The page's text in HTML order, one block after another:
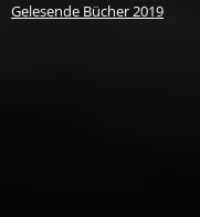
Gelesende Bücher 2019